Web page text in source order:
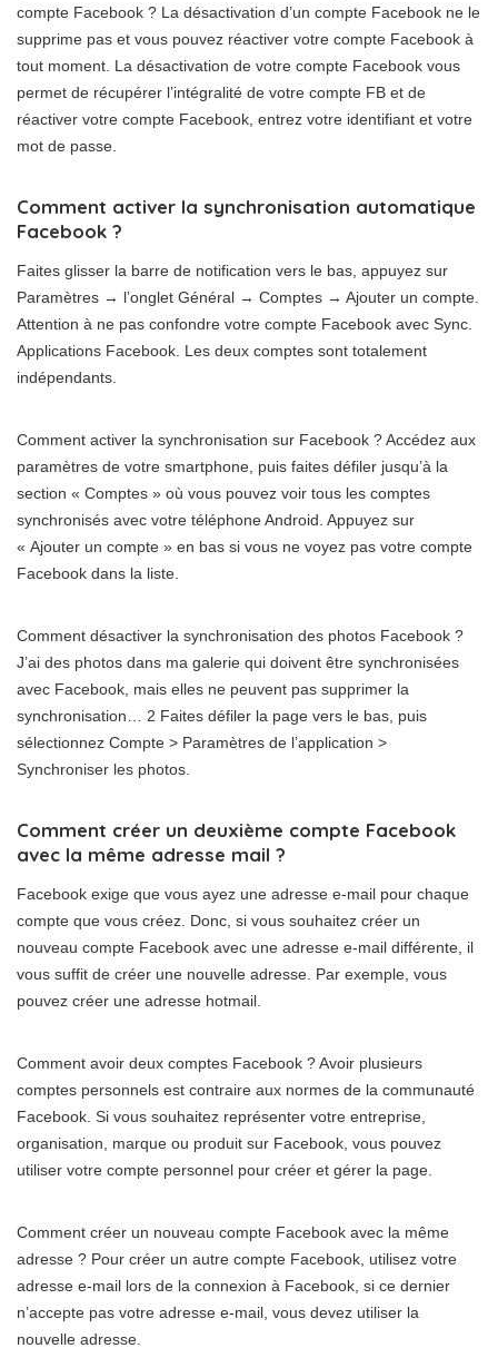
compte Facebook ? La désactivation d’un compte Facebook ne le
supprime pas et vous pouvez réactiver votre compte Facebook à
tout moment. La désactivation de votre compte Facebook vous
permet de récupérer l’intégralité de votre compte FB et de
réactiver votre compte Facebook, entrez votre identifiant et votre
mot de passe.
Comment activer la synchronisation automatique
Facebook ?
Faites glisser la barre de notification vers le bas, appuyez sur
Paramètres → l’onglet Général → Comptes → Ajouter un compte.
Attention à ne pas confondre votre compte Facebook avec Sync.
Applications Facebook. Les deux comptes sont totalement
indépendants.
Comment activer la synchronisation sur Facebook ? Accédez aux
paramètres de votre smartphone, puis faites défiler jusqu’à la
section « Comptes » où vous pouvez voir tous les comptes
synchronisés avec votre téléphone Android. Appuyez sur
« Ajouter un compte » en bas si vous ne voyez pas votre compte
Facebook dans la liste.
Comment désactiver la synchronisation des photos Facebook ?
J’ai des photos dans ma galerie qui doivent être synchronisées
avec Facebook, mais elles ne peuvent pas supprimer la
synchronisation… 2 Faites défiler la page vers le bas, puis
sélectionnez Compte > Paramètres de l’application >
Synchroniser les photos.
Comment créer un deuxième compte Facebook
avec la même adresse mail ?
Facebook exige que vous ayez une adresse e-mail pour chaque
compte que vous créez. Donc, si vous souhaitez créer un
nouveau compte Facebook avec une adresse e-mail différente, il
vous suffit de créer une nouvelle adresse. Par exemple, vous
pouvez créer une adresse hotmail.
Comment avoir deux comptes Facebook ? Avoir plusieurs
comptes personnels est contraire aux normes de la communauté
Facebook. Si vous souhaitez représenter votre entreprise,
organisation, marque ou produit sur Facebook, vous pouvez
utiliser votre compte personnel pour créer et gérer la page.
Comment créer un nouveau compte Facebook avec la même
adresse ? Pour créer un autre compte Facebook, utilisez votre
adresse e-mail lors de la connexion à Facebook, si ce dernier
n’accepte pas votre adresse e-mail, vous devez utiliser la
nouvelle adresse.